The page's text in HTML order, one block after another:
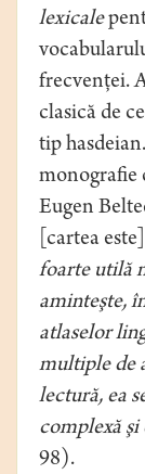
lexicale
frecvenţei.
clasică de
tip
monografie
Eugen
[cartea este]
foarte utilă
aminteşte,
atlaselor
multiple de
lectură, ea
complexă
98).